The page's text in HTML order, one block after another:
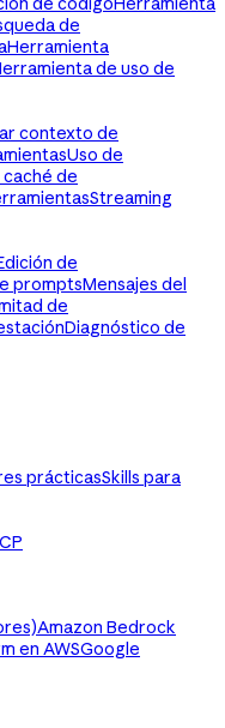
de
Herramienta
de uso de
contexto de
Uso de
de
Streaming
de
promptsMensajes del
de
Diagnóstico de
prácticasSkills para
Amazon Bedrock
en AWSGoogle